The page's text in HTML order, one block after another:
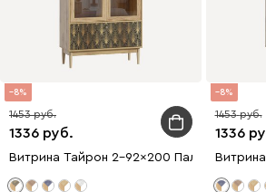
8
1336
1453
Витрина Тайрон 2-92x200 Пальма ​
8
1336
1453